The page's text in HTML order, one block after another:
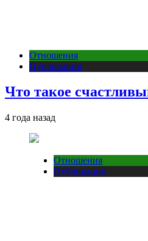
Отношения
Публикации
Что такое
4 года назад
Отношения
Публикации